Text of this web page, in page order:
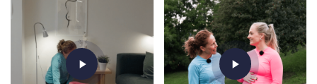
play_arrow play_arrow